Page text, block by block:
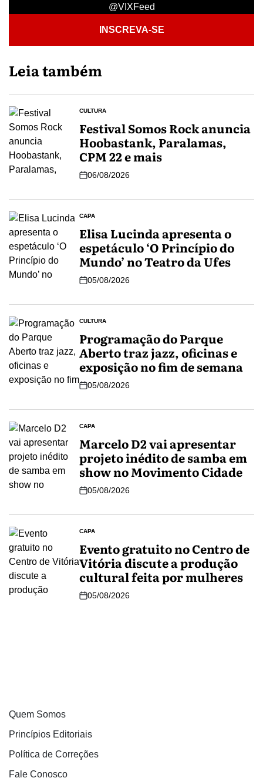
@VIXFeed
INSCREVA-SE
Leia também
CULTURA
Festival Somos Rock anuncia
Hoobastank, Paralamas,
CPM 22 e mais
06/08/2026
CAPA
Elisa Lucinda apresenta o
espetáculo ‘O Princípio do
Mundo’ no Teatro da Ufes
05/08/2026
CULTURA
Programação do Parque
Aberto traz jazz, oficinas e
exposição no fim de semana
05/08/2026
CAPA
Marcelo D2 vai apresentar
projeto inédito de samba em
show no Movimento Cidade
05/08/2026
CAPA
Evento gratuito no Centro de
Vitória discute a produção
cultural feita por mulheres
05/08/2026
Quem Somos
Princípios Editoriais
Política de Correções
Fale Conosco